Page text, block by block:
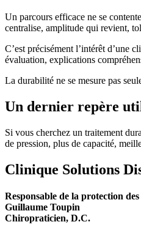
Un parcours efficace ne se
centralise, amplitude qui revient,
C’est précisément l’intérêt d’une
évaluation, explications
La durabilité ne se mesure pas
Un dernier repère
Si vous cherchez un traitement
de pression, plus de capacité,
Clinique Solutions
Responsable de la protection
Guillaume Toupin
Chiropraticien, D.C.